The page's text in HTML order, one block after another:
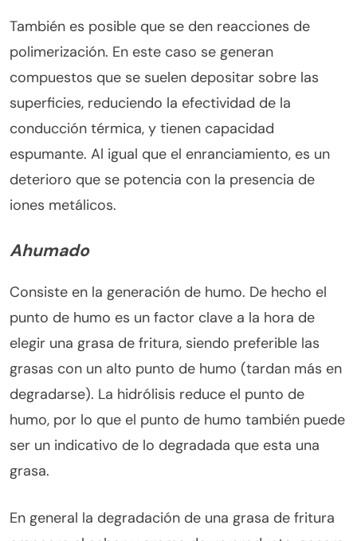
También es posible que se den reacciones de
polimerización. En este caso se generan
compuestos que se suelen depositar sobre las
superficies, reduciendo la efectividad de la
conducción térmica, y tienen capacidad
espumante. Al igual que el enranciamiento, es un
deterioro que se potencia con la presencia de
iones metálicos.
Ahumado
Consiste en la generación de humo. De hecho el
punto de humo es un factor clave a la hora de
elegir una grasa de fritura, siendo preferible las
grasas con un alto punto de humo (tardan más en
degradarse). La hidrólisis reduce el punto de
humo, por lo que el punto de humo también puede
ser un indicativo de lo degradada que esta una
grasa.
En general la degradación de una grasa de fritura